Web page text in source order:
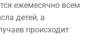
ежемесячно всем
детей, а
происходит